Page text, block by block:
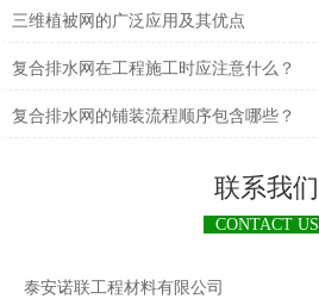
三维植被网的广泛应用及其优点
复合排水网在工程施工时应注意什么？
复合排水网的铺装流程顺序包含哪些？
联系我们
CONTACT US
泰安诺联工程材料有限公司